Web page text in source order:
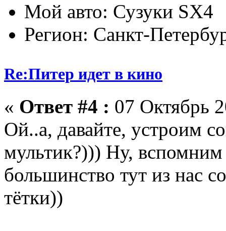
Мой авто: Сузуки SХ4
Регион: Санкт-
Re:Питер идет в кино
« Ответ #4 : 07 Октябрь
Ой..а, давайте, устроим
мультик?))) Ну, вспомним
большинство тут из нас
тётки))